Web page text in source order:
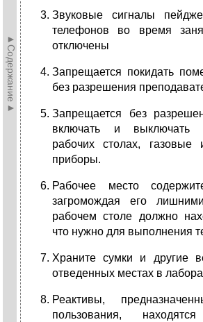
►Содержание►
Звуковые сигналы
телефонов во время
отключены
Запрещается покидать
без разрешения
Запрещается без
включать и выключать
рабочих столах,
приборы.
Рабочее место
загромождая его
рабочем столе должно
что нужно для выполнения
Храните сумки и другие
отведенных местах в
Реактивы,
пользования,